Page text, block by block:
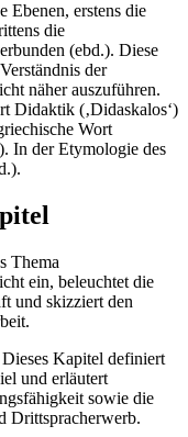
Ebenen, erstens die
die
(ebd.). Diese
der
näher auszuführen.
Didaktik (‚Didaskalos‘)
Wort
In der Etymologie des
Thema
ein, beleuchtet die
und skizziert den
Dieses Kapitel definiert
und erläutert
sowie die
Drittspracherwerb.